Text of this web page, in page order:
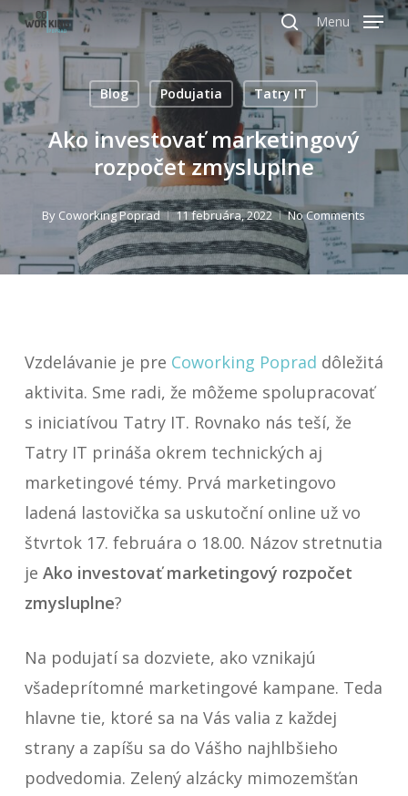
Skip
to
main
content
search
Menu
Blog Podujatia Tatry IT
Ako investovať marketingový
rozpočet zmysluplne
By Coworking Poprad 11 februára, 2022 No Comments
Vzdelávanie je pre Coworking Poprad dôležitá
aktivita. Sme radi, že môžeme spolupracovať
s iniciatívou Tatry IT. Rovnako nás teší, že
Tatry IT prináša okrem technických aj
marketingové témy. Prvá marketingovo
ladená lastovička sa uskutoční online už vo
štvrtok 17. februára o 18.00. Názov stretnutia
je Ako investovať marketingový rozpočet
zmysluplne?
Na podujatí sa dozviete, ako vznikajú
všadeprítomné marketingové kampane. Teda
hlavne tie, ktoré sa na Vás valia z každej
strany a zapíšu sa do Vášho najhlbšieho
podvedomia. Zelený alzácky mimozemšťan
Close
Menu